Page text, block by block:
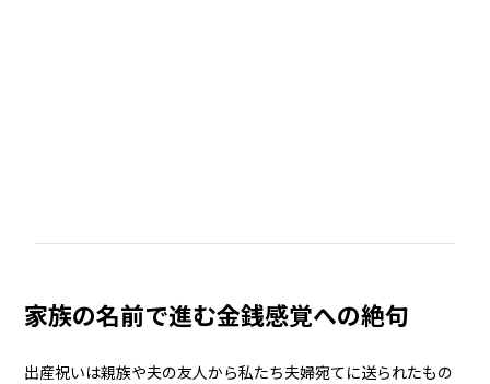
家族の名前で進む金銭感覚への絶句
出産祝いは親族や夫の友人から私たち夫婦宛てに送られたもの